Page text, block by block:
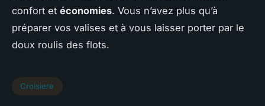
confort et économies. Vous n’avez plus qu’à
préparer vos valises et à vous laisser porter par le
doux roulis des flots.
Croisiere